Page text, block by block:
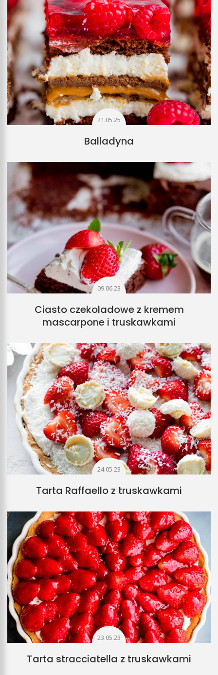
21.05.25
Balladyna
09.06.23
Ciasto czekoladowe z kremem
mascarpone i truskawkami
24.05.23
Tarta Raffaello z truskawkami
23.05.23
Tarta stracciatella z truskawkami